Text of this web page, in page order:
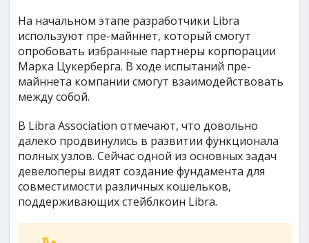
На начальном этапе разработчики Librа
используют пре-майннет, который смогут
опробовать избранные партнеры корпорации
Марка Цукерберга. В ходе испытаний пре-
майннета компании смогут взаимодействовать
между собой.
В Libra Association отмечают, что довольно
далеко продвинулись в развитии функционала
полных узлов. Сейчас одной из основных задач
девелоперы видят создание фундамента для
совместимости различных кошельков,
поддерживающих стейблкоин Libra.